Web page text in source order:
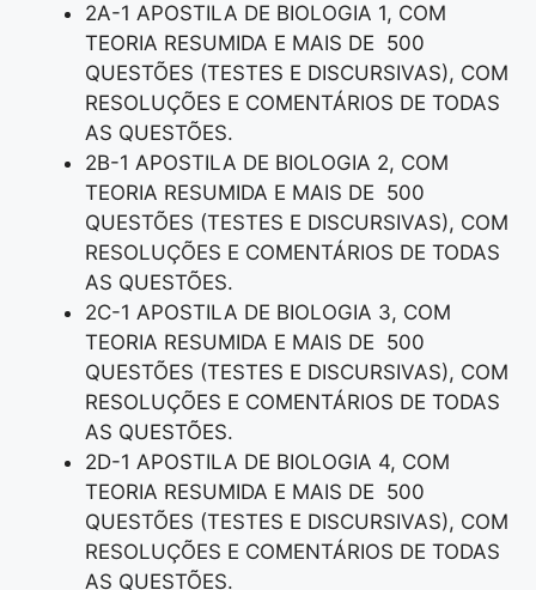
2A-1 APOSTILA DE BIOLOGIA 1, COM
TEORIA RESUMIDA E MAIS DE 500
QUESTÕES (TESTES E DISCURSIVAS), COM
RESOLUÇÕES E COMENTÁRIOS DE TODAS
AS QUESTÕES.
2B-1 APOSTILA DE BIOLOGIA 2, COM
TEORIA RESUMIDA E MAIS DE 500
QUESTÕES (TESTES E DISCURSIVAS), COM
RESOLUÇÕES E COMENTÁRIOS DE TODAS
AS QUESTÕES.
2C-1 APOSTILA DE BIOLOGIA 3, COM
TEORIA RESUMIDA E MAIS DE 500
QUESTÕES (TESTES E DISCURSIVAS), COM
RESOLUÇÕES E COMENTÁRIOS DE TODAS
AS QUESTÕES.
2D-1 APOSTILA DE BIOLOGIA 4, COM
TEORIA RESUMIDA E MAIS DE 500
QUESTÕES (TESTES E DISCURSIVAS), COM
RESOLUÇÕES E COMENTÁRIOS DE TODAS
AS QUESTÕES.